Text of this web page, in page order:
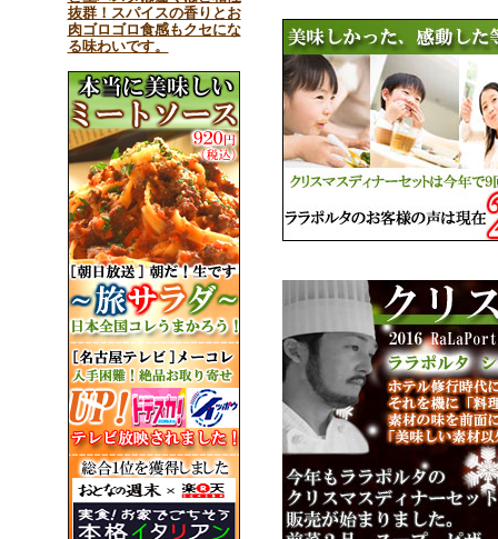
抜群！スパイスの香りとお
肉ゴロゴロ食感もクセにな
る味わいです。